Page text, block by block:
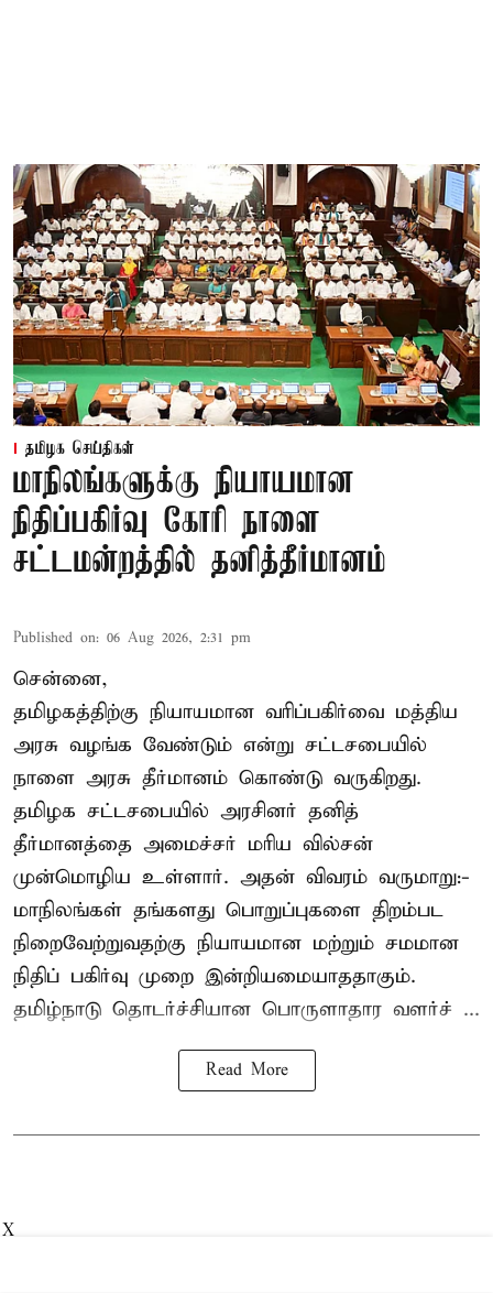
தமிழக செய்திகள்
மாநிலங்களுக்கு நியாயமான
நிதிப்பகிர்வு கோரி நாளை
சட்டமன்றத்தில் தனித்தீர்மானம்
Published on: 06 Aug 2026, 2:31 pm
சென்னை,
தமிழகத்திற்கு நியாயமான வரிப்பகிர்வை மத்திய
அரசு வழங்க வேண்டும் என்று சட்டசபையில்
நாளை அரசு தீர்மானம் கொண்டு வருகிறது.
தமிழக சட்டசபையில் அரசினர் தனித்
தீர்மானத்தை அமைச்சர் மரிய வில்சன்
முன்மொழிய உள்ளார். அதன் விவரம் வருமாறு:-
மாநிலங்கள் தங்களது பொறுப்புகளை திறம்பட
நிறைவேற்றுவதற்கு நியாயமான மற்றும் சமமான
நிதிப் பகிர்வு முறை இன்றியமையாததாகும்.
தமிழ்நாடு தொடர்ச்சியான பொருளாதார வளர்ச் ...
Read More
X